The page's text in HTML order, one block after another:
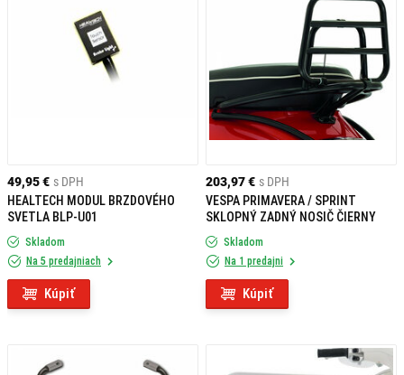
49,95 € s DPH
HEALTECH MODUL BRZDOVÉHO
SVETLA BLP-U01
Skladom
Na 5 predajniach
Kúpiť
203,97 € s DPH
VESPA PRIMAVERA / SPRINT
SKLOPNÝ ZADNÝ NOSIČ ČIERNY
Skladom
Na 1 predajni
Kúpiť